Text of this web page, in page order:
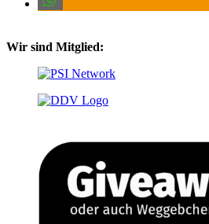
Wir sind Mitglied: